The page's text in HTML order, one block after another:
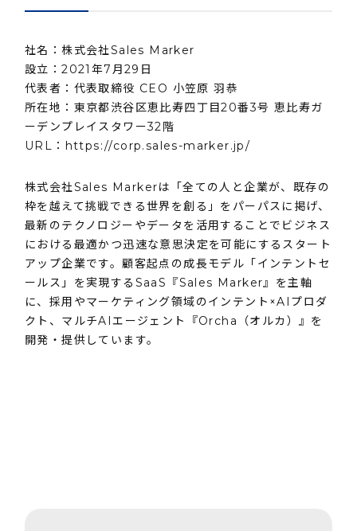
社名：株式会社Sales Marker
設⽴：2021年7⽉29⽇
代表者：代表取締役 CEO 小笠原 羽恭
所在地：東京都渋谷区恵比寿四丁目20番3号 恵比寿ガ
ーデンプレイスタワー32階
URL： https://corp.sales-marker.jp/
株式会社Sales Markerは「全ての人と企業が、既存の
枠を越えて挑戦できる世界を創る」をパーパスに掲げ、
最新のテクノロジーやデータを活用することでビジネス
における最適かつ迅速な意思決定を可能にするスタート
アップ企業です。顧客起点の成長モデル「インテントセ
ールス」を実現するSaaS『Sales Marker』を主軸
に、採用やマーケティング領域のインテント×AIプロダ
クト、マルチAIエージェント『Orcha（オルカ）』を
開発・提供しています。